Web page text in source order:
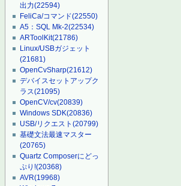
出力(22594)
FeliCa/コマンド(22550)
A5：SQL Mk-2(22534)
ARToolKit(21786)
Linux/USBガジェット
(21681)
OpenCvSharp(21612)
デバイスセットアップク
ラス(21095)
OpenCV/cv(20839)
Windows SDK(20836)
USB/リクエスト(20799)
基礎文法最速マスター
(20765)
Quartz Composerにどっ
ぷり!(20368)
AVR(19968)